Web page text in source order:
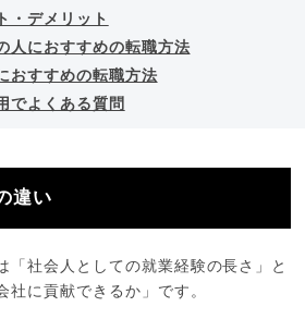
・デメリット
人におすすめの転職方法
おすすめの転職方法
でよくある質問
違い
「社会人としての就業経験の長さ」と
社に貢献できるか」です。